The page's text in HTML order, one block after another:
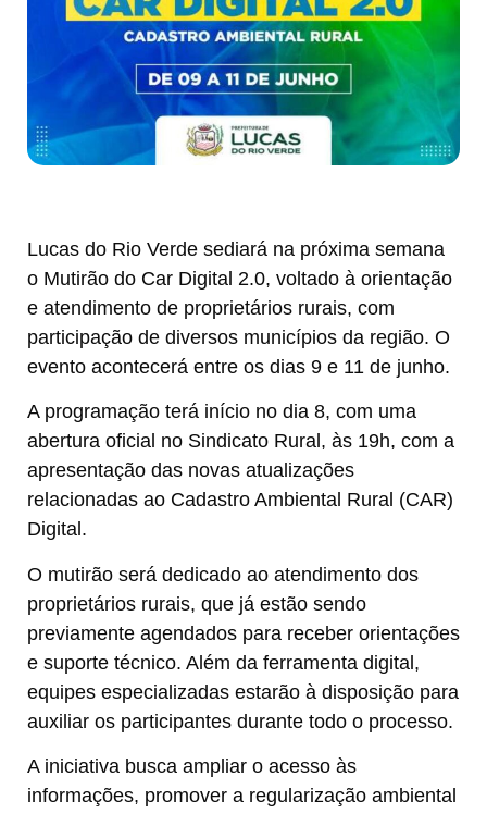
Lucas do Rio Verde sediará na próxima semana
o Mutirão do Car Digital 2.0, voltado à orientação
e atendimento de proprietários rurais, com
participação de diversos municípios da região. O
evento acontecerá entre os dias 9 e 11 de junho.
A programação terá início no dia 8, com uma
abertura oficial no Sindicato Rural, às 19h, com a
apresentação das novas atualizações
relacionadas ao Cadastro Ambiental Rural (CAR)
Digital.
O mutirão será dedicado ao atendimento dos
proprietários rurais, que já estão sendo
previamente agendados para receber orientações
e suporte técnico. Além da ferramenta digital,
equipes especializadas estarão à disposição para
auxiliar os participantes durante todo o processo.
A iniciativa busca ampliar o acesso às
informações, promover a regularização ambiental